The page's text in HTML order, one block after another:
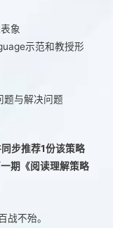
象
示范和教授形
题与解决问题
步推荐1份该策略
期《阅读理解策略
战不殆。